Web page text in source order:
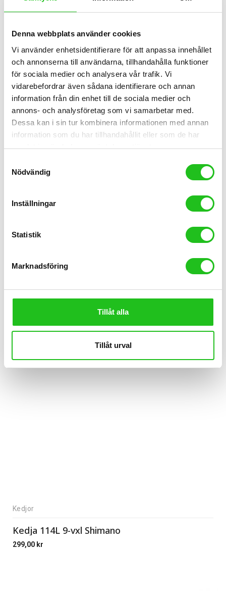
Denna webbplats använder cookies
Vi använder enhetsidentifierare för att anpassa innehållet
och annonserna till användarna, tillhandahålla funktioner
för sociala medier och analysera vår trafik. Vi
vidarebefordrar även sådana identifierare och annan
information från din enhet till de sociala medier och
annons- och analysföretag som vi samarbetar med.
Dessa kan i sin tur kombinera informationen med annan
information som du har tillhandahållit eller som de har
samlat in när du har använt deras tjänster.
Nödvändig
Inställningar
Statistik
Marknadsföring
Tillåt alla
Tillåt urval
Kedja 126L 12-vxl SRAM NX Eagle
Kedja 138L 9-vxl Shimano Elcykel
Kedjor
Kedja 114L 9-vxl Shimano
299,00 kr